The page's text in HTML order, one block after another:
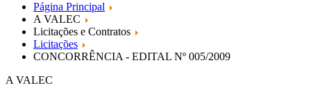
Página Principal
A VALEC
Licitações e Contratos
Licitações
CONCORRÊNCIA - EDITAL Nº 005/2009
A VALEC